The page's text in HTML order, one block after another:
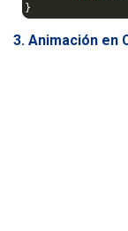
}
3. Animación en